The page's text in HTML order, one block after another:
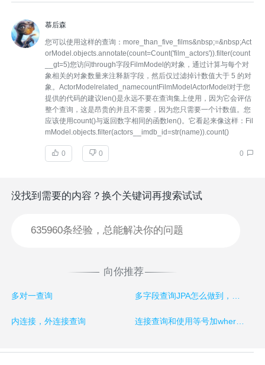
慕后森
您可以使用这样的查询：more_than_five_films&nbsp;=&nbsp;Act
orModel.objects.annotate(count=Count('film_actors')).filter(count
__gt=5)您访问through字段FilmModel的对象，通过计算与每个对
象相关的对象数量来注释新字段，然后仅过滤掉计数值大于 5 的对
象。ActorModelrelated_namecountFilmModelActorModel对于您
提供的代码的建议len()是永远不要在查询集上使用，因为它会评估
整个查询，这是昂贵的并且不需要，因为您只需要一个计数值。您
应该使用count()与返回数字相同的函数len()。它看起来像这样：Fil
mModel.objects.filter(actors__imdb_id=str(name)).count()
0 0 0
没找到需要的内容？换个关键词再搜索试试
向你推荐
多对一查询 多字段查询JPA怎么做到，还有多表连接
内连接，外连接查询 连接查询和使用等号加where查询